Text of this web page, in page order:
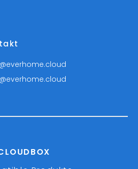
@everhome.cloud
@everhome.cloud